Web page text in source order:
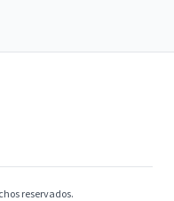
reservados.